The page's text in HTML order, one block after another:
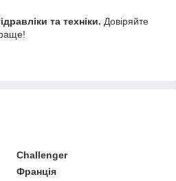
та техніки. Довіряйте
Challenger
Франція